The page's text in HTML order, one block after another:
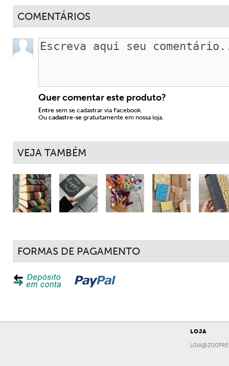
COMENTÁRIOS
Quer comentar este produto?
Entre sem se cadastrar via Facebook.
Ou cadastre-se gratuitamente em nossa loja.
VEJA TAMBÉM
FORMAS DE PAGAMENTO
LOJA